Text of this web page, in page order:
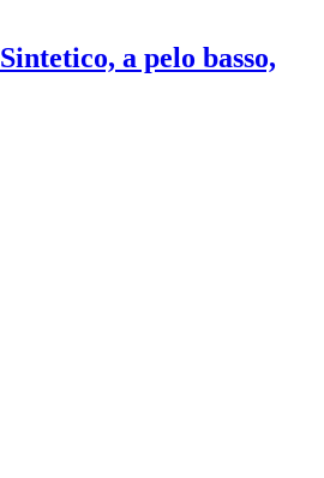
Sintetico, a pelo basso,